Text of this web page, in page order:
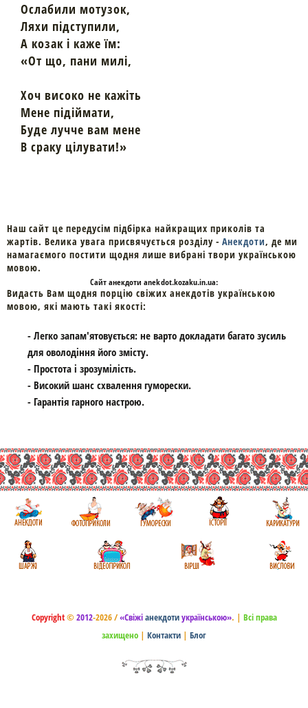
Ослабили мотузок,
Ляхи підступили,
А козак і каже їм:
«От що, пани милі,
Хоч високо не кажіть
Мене підіймати,
Буде лучче вам мене
В сраку цілувати!»
Наш сайт це передусім підбірка найкращих приколів та
жартів. Велика увага присвячується розділу - Анекдоти, де ми
намагаємого постити щодня лише вибрані твори українською
мовою.
Cайтанекдоти anekdot.kozaku.in.ua:
Видасть Вам щодня порцію свіжих анекдотів українською
мовою, які мають такі якості:
- Легко запам'ятовується: не варто докладати багато зусиль
для оволодіння його змісту.
- Простота і зрозумілість.
- Високий шанс схвалення гуморески.
- Гарантія гарного настрою.
Copyright© 2012-2026 /«Свіжіанекдотиукраїнською». | Всі права
захищено | Контакти | Блог